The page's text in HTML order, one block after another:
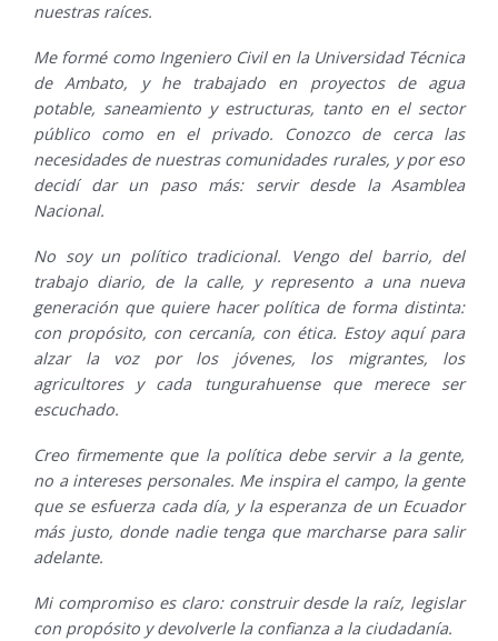
nuestras raíces.
Me formé como Ingeniero Civil en la Universidad Técnica
de Ambato, y he trabajado en proyectos de agua
potable, saneamiento y estructuras, tanto en el sector
público como en el privado. Conozco de cerca las
necesidades de nuestras comunidades rurales, y por eso
decidí dar un paso más: servir desde la Asamblea
Nacional.
No soy un político tradicional. Vengo del barrio, del
trabajo diario, de la calle, y represento a una nueva
generación que quiere hacer política de forma distinta:
con propósito, con cercanía, con ética. Estoy aquí para
alzar la voz por los jóvenes, los migrantes, los
agricultores y cada tungurahuense que merece ser
escuchado.
Creo firmemente que la política debe servir a la gente,
no a intereses personales. Me inspira el campo, la gente
que se esfuerza cada día, y la esperanza de un Ecuador
más justo, donde nadie tenga que marcharse para salir
adelante.
Mi compromiso es claro: construir desde la raíz, legislar
con propósito y devolverle la confianza a la ciudadanía.